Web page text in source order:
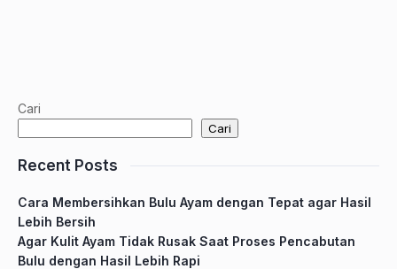
Cari
Cari
Recent Posts
Cara Membersihkan Bulu Ayam dengan Tepat agar Hasil
Lebih Bersih
Agar Kulit Ayam Tidak Rusak Saat Proses Pencabutan
Bulu dengan Hasil Lebih Rapi